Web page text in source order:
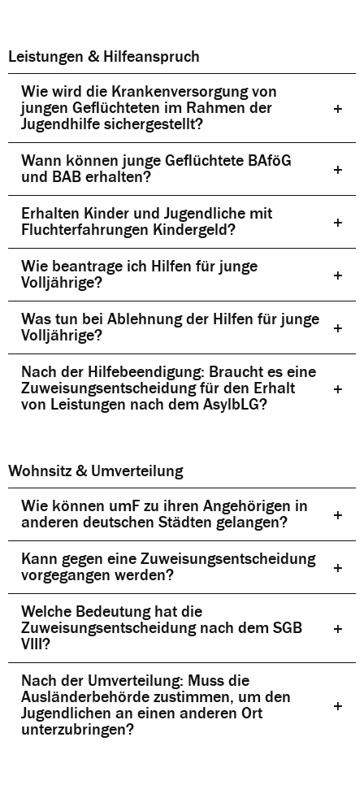
Leistungen & Hilfeanspruch
Wie wird die Krankenversorgung von
jungen Geflüchteten im Rahmen der
Jugendhilfe sichergestellt?
Wann können junge Geflüchtete BAföG
und BAB erhalten?
Erhalten Kinder und Jugendliche mit
Fluchterfahrungen Kindergeld?
Wie beantrage ich Hilfen für junge
Volljährige?
Was tun bei Ablehnung der Hilfen für junge
Volljährige?
Nach der Hilfebeendigung: Braucht es eine
Zuweisungsentscheidung für den Erhalt
von Leistungen nach dem AsylbLG?
Wohnsitz & Umverteilung
Wie können umF zu ihren Angehörigen in
anderen deutschen Städten gelangen?
Kann gegen eine Zuweisungsentscheidung
vorgegangen werden?
Welche Bedeutung hat die
Zuweisungsentscheidung nach dem SGB
VIII?
Nach der Umverteilung: Muss die
Ausländerbehörde zustimmen, um den
Jugendlichen an einen anderen Ort
unterzubringen?